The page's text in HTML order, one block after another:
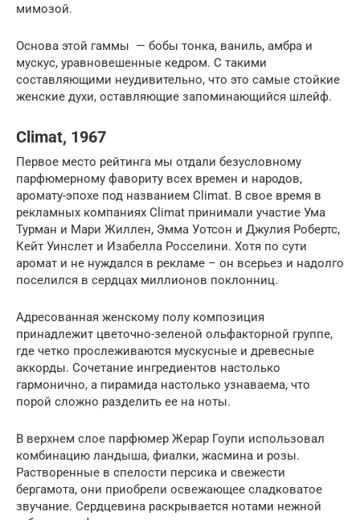
мимозой.
Основа этой гаммы — бобы тонка, ваниль, амбра и
мускус, уравновешенные кедром. С такими
составляющими неудивительно, что это самые стойкие
женские духи, оставляющие запоминающийся шлейф.
Climat, 1967
Первое место рейтинга мы отдали безусловному
парфюмерному фавориту всех времен и народов,
аромату-эпохе под названием Climat. В свое время в
рекламных компаниях Climat принимали участие Ума
Турман и Мари Жиллен, Эмма Уотсон и Джулия Робертс,
Кейт Уинслет и Изабелла Росселини. Хотя по сути
аромат и не нуждался в рекламе – он всерьез и надолго
поселился в сердцах миллионов поклонниц.
Адресованная женскому полу композиция
принадлежит цветочно-зеленой ольфакторной группе,
где четко прослеживаются мускусные и древесные
аккорды. Сочетание ингредиентов настолько
гармонично, а пирамида настолько узнаваема, что
порой сложно разделить ее на ноты.
В верхнем слое парфюмер Жерар Гоупи использовал
комбинацию ландыша, фиалки, жасмина и розы.
Растворенные в спелости персика и свежести
бергамота, они приобрели освежающее сладковатое
звучание. Сердцевина раскрывается нотами нежной